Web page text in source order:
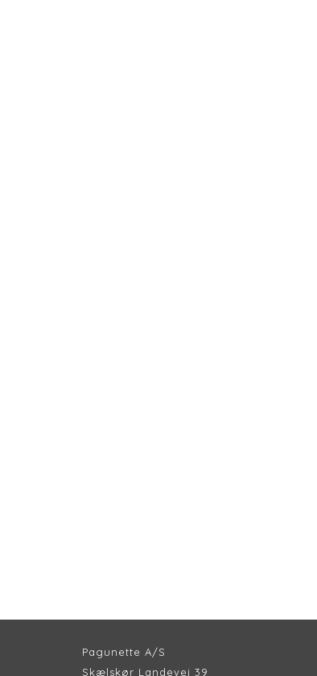
Pagunette A/S
Skælskør Landevej 39